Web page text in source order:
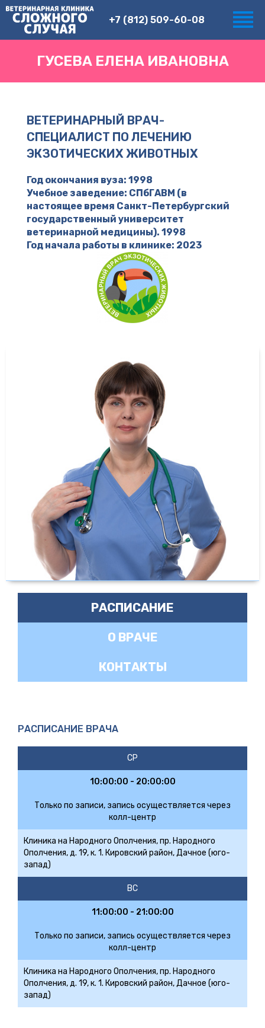
+7 (812) 509-60-08
ГУСЕВА ЕЛЕНА ИВАНОВНА
ВЕТЕРИНАРНЫЙ ВРАЧ-
СПЕЦИАЛИСТ ПО ЛЕЧЕНИЮ
ЭКЗОТИЧЕСКИХ ЖИВОТНЫХ
Год окончания вуза: 1998
Учебное заведение: СПбГАВМ (в
настоящее время Санкт-Петербургский
государственный университет
ветеринарной медицины). 1998
Год начала работы в клинике: 2023
РАСПИСАНИЕ
О ВРАЧЕ
КОНТАКТЫ
РАСПИСАНИЕ ВРАЧА
СР
10:00:00 - 20:00:00
Только по записи, запись осуществляется через
колл-центр
Клиника на Народного Ополчения, пр. Народного
Ополчения, д. 19, к. 1. Кировский район, Дачное (юго-
запад)
ВС
11:00:00 - 21:00:00
Только по записи, запись осуществляется через
колл-центр
Клиника на Народного Ополчения, пр. Народного
Ополчения, д. 19, к. 1. Кировский район, Дачное (юго-
запад)